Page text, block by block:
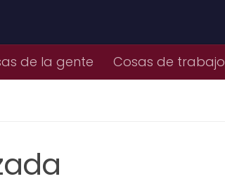
de la gente Cosas de trabajo